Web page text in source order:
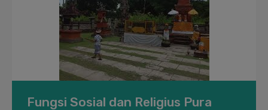
Fungsi Sosial dan Religius Pura